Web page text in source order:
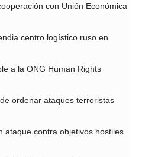
con Unión Económica
centro logístico ruso en
a la ONG Human Rights
ordenar ataques terroristas
ataque contra objetivos hostiles